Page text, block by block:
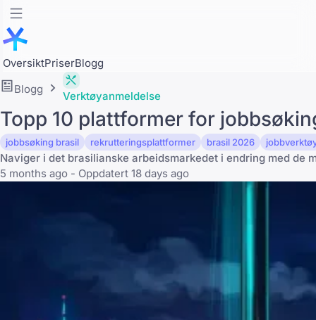
OversiktPriserBlogg
Blogg
Verktøyanmeldelse
Topp 10 plattformer for
jobbsøking brasil rekrutteringsplattformer brasil 2026
Naviger i det brasilianske arbeidsmarkedet i endring med
5 months ago - Oppdatert 18 days ago